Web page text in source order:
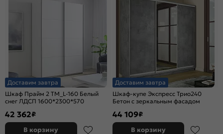
Доставим завтра
Шкаф Прайм 2 TM_L-160 Белый
снег ЛДСП 1600*2300*570
42 362₽
В корзину
Доставим завтра
Шкаф-купе Экспресс Трио240
Бетон с зеркальным фасадом
44 109₽
В корзину